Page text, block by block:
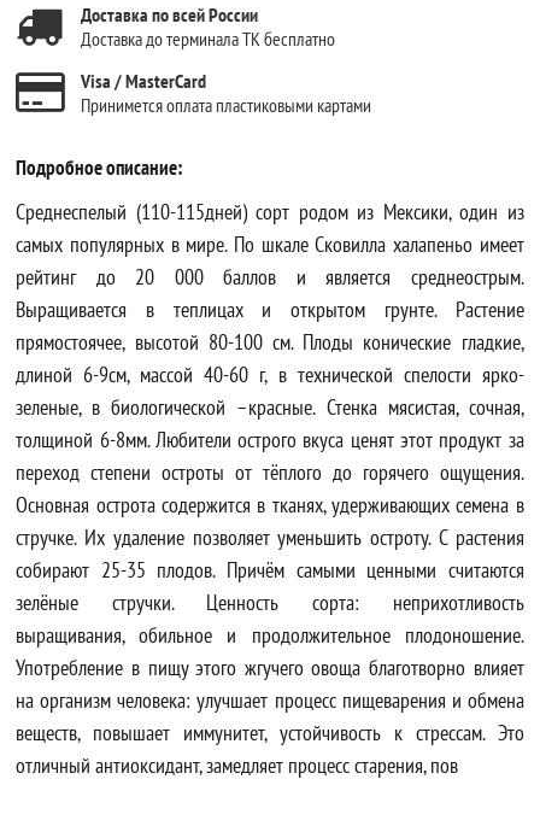
Доставка по всей России
Доставка до терминала ТК бесплатно
Visa / MasterCard
Принимется оплата пластиковыми картами
Подробное описание:
Среднеспелый (110-115дней) сорт родом из Мексики, один из
самых популярных в мире. По шкале Сковилла халапеньо имеет
рейтинг до 20 000 баллов и является среднеострым.
Выращивается в теплицах и открытом грунте. Растение
прямостоячее, высотой 80-100 см. Плоды конические гладкие,
длиной 6-9см, массой 40-60 г, в технической спелости ярко-
зеленые, в биологической –красные. Стенка мясистая, сочная,
толщиной 6-8мм. Любители острого вкуса ценят этот продукт за
переход степени остроты от тёплого до горячего ощущения.
Основная острота содержится в тканях, удерживающих семена в
стручке. Их удаление позволяет уменьшить остроту. С растения
собирают 25-35 плодов. Причём самыми ценными считаются
зелёные стручки. Ценность сорта: неприхотливость
выращивания, обильное и продолжительное плодоношение.
Употребление в пищу этого жгучего овоща благотворно влияет
на организм человека: улучшает процесс пищеварения и обмена
веществ, повышает иммунитет, устойчивость к стрессам. Это
отличный антиоксидант, замедляет процесс старения, пов